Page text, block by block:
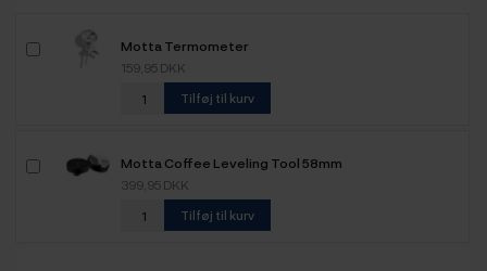
Motta Termometer
159,95 DKK
Tilføj til kurv
Motta Coffee Leveling Tool 58mm
399,95 DKK
Tilføj til kurv